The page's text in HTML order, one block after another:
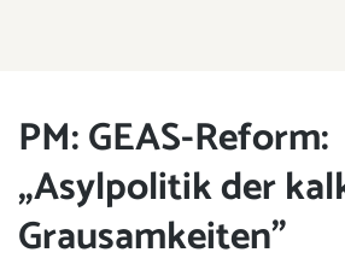
PM: GEAS-Reform:
„Asylpolitik der
Grausamkeiten”